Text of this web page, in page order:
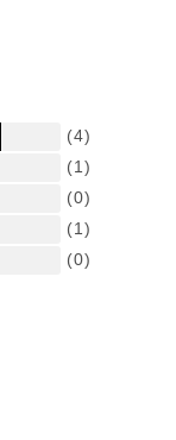
(4)
(1)
(0)
(1)
(0)